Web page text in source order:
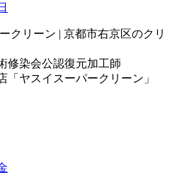
修染会公認復元加工師
ヤスイスーパークリーン」